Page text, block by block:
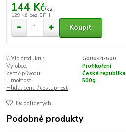
144 Kč/ks
129 Kč bez DPH
Koupit
Číslo produktu:
G00044-500
Výrobce:
Profikoření
Země původu:
Česká republika
Hmotnost:
500g
Hlídat cenu / dostupnost
Do oblíbených
Podobné produkty